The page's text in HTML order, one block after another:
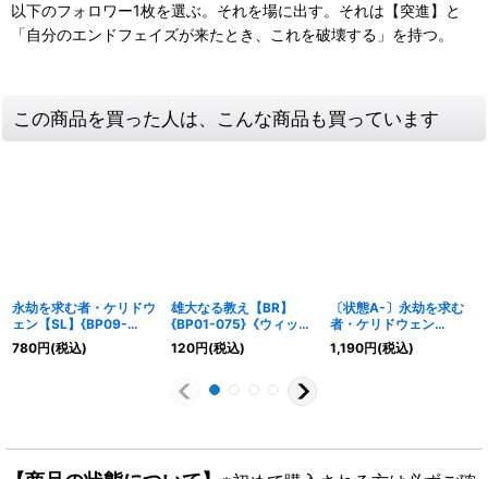
以下のフォロワー1枚を選ぶ。それを場に出す。それは【突進】と
「自分のエンドフェイズが来たとき、これを破壊する」を持つ。
この商品を買った人は、こんな商品も買っています
永劫を求む者・ケリドウ
ェン【SL】{BP09-
SL07}《ウィッチ》
780円(税込)
雄大なる教え【BR】
{BP01-075}《ウィッ
チ》
120円(税込)
〔状態A-〕永劫を求む
者・ケリドウェン
(EVOLVE)【SL】
{BP09-SL08}《ウィッ
1,190円(税込)